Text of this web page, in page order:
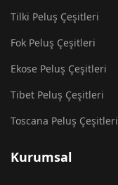
Tilki Peluş Çeşitleri
Fok Peluş Çeşitleri
Ekose Peluş Çeşitleri
Tibet Peluş Çeşitleri
Toscana Peluş Çeşitleri
Kurumsal